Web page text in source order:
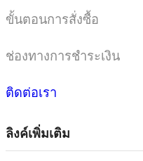
ขั้นตอนการสั่งซื้อ
ช่องทางการชำระเงิน
ติดต่อเรา
ลิงค์เพิ่มเติม